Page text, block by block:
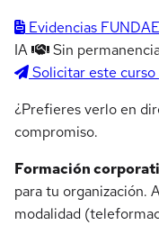
Evidencias FUNDAE
IA
Sin
Solicitar este
¿Prefieres verlo en
compromiso.
Formación
para tu organización.
modalidad